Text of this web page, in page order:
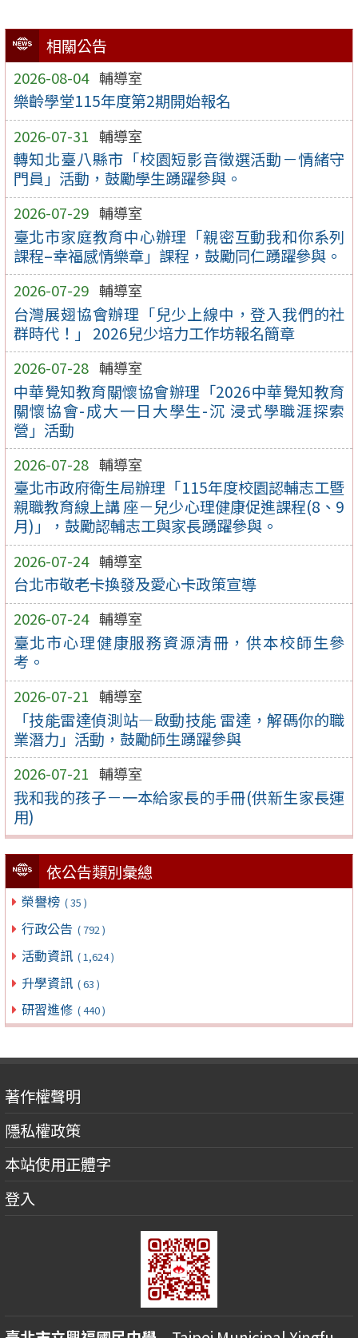
相關公告
2026-08-04 輔導室
樂齡學堂115年度第2期開始報名
2026-07-31 輔導室
轉知北臺八縣市「校園短影音徵選活動－情緒守
門員」活動，鼓勵學生踴躍參與。
2026-07-29 輔導室
臺北市家庭教育中心辦理「親密互動我和你系列
課程–幸福感情樂章」課程，鼓勵同仁踴躍參與。
2026-07-29 輔導室
台灣展翅協會辦理「兒少上線中，登入我們的社
群時代！」 2026兒少培力工作坊報名簡章
2026-07-28 輔導室
中華覺知教育關懷協會辦理「2026中華覺知教育
關懷協會-成大一日大學生-沉 浸式學職涯探索
營」活動
2026-07-28 輔導室
臺北市政府衛生局辦理「115年度校園認輔志工暨
親職教育線上講 座－兒少心理健康促進課程(8、9
月)」，鼓勵認輔志工與家長踴躍參與。
2026-07-24 輔導室
台北市敬老卡換發及愛心卡政策宣導
2026-07-24 輔導室
臺北市心理健康服務資源清冊，供本校師生參
考。
2026-07-21 輔導室
「技能雷達偵測站—啟動技能 雷達，解碼你的職
業潛力」活動，鼓勵師生踴躍參與
2026-07-21 輔導室
我和我的孩子－一本給家長的手冊(供新生家長運
用)
依公告類別彙總
榮譽榜 ( 35 )
行政公告 ( 792 )
活動資訊 ( 1,624 )
升學資訊 ( 63 )
研習進修 ( 440 )
著作權聲明
隱私權政策
本站使用正體字
登入